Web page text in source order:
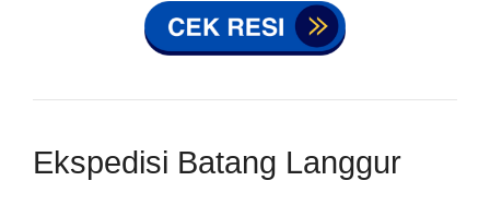
Ekspedisi Batang Langgur